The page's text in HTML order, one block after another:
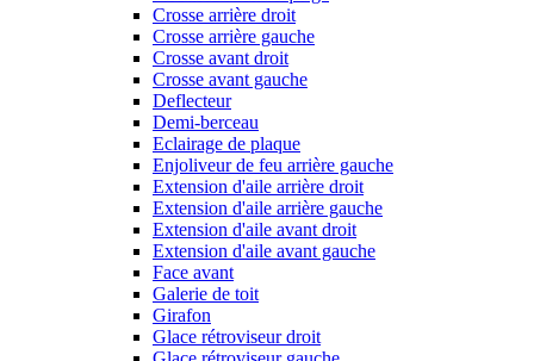
Crosse arrière droit
Crosse arrière gauche
Crosse avant droit
Crosse avant gauche
Deflecteur
Demi-berceau
Eclairage de plaque
Enjoliveur de feu arrière gauche
Extension d'aile arrière droit
Extension d'aile arrière gauche
Extension d'aile avant droit
Extension d'aile avant gauche
Face avant
Galerie de toit
Girafon
Glace rétroviseur droit